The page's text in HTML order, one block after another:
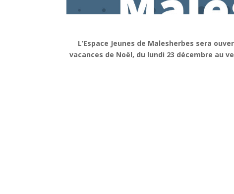
L’Espace Jeunes de Malesherbes sera
vacances de Noël, du lundi 23 décembre au